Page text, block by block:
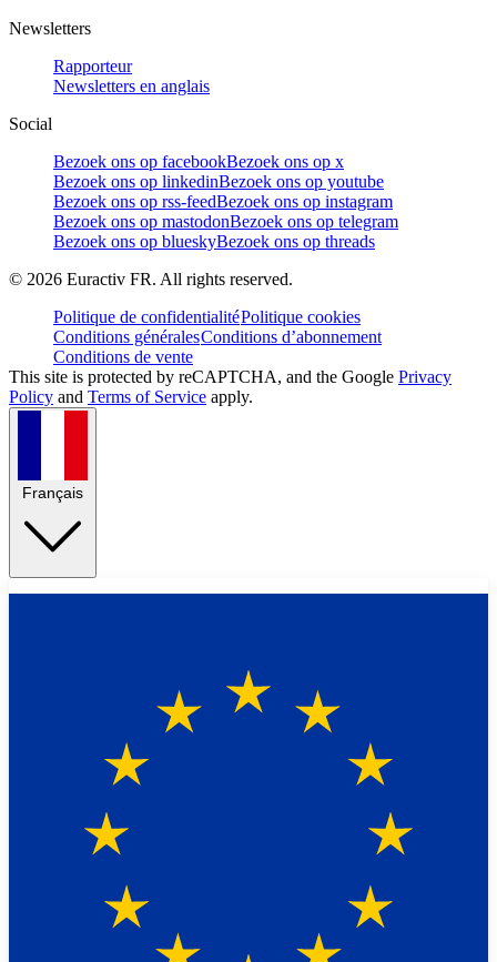
Newsletters
Rapporteur
Newsletters en anglais
Social
Bezoek ons op facebookBezoek ons op x
Bezoek ons op linkedinBezoek ons op youtube
Bezoek ons op rss-feedBezoek ons op instagram
Bezoek ons op mastodonBezoek ons op telegram
Bezoek ons op blueskyBezoek ons op threads
© 2026 Euractiv FR. All rights reserved.
Politique de confidentialitéPolitique cookies
Conditions généralesConditions d’abonnement
Conditions de vente
This site is protected by reCAPTCHA, and the Google Privacy
Policy and Terms of Service apply.
Français